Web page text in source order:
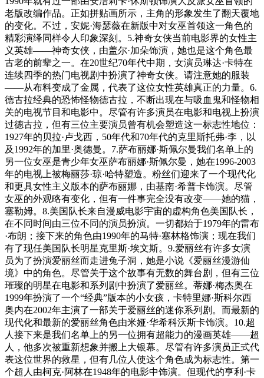
老版改编作品。正如拼贴画所示，主角的形象发生了翻天覆地
的变化。不过，安妮·海瑟薇在新版中对女巫首领这一角色的
精彩演绎同样令人印象深刻。5.神奇女侠当前电影界的女性主
义英雄——神奇女侠，由盖尔·加朵饰演，她也是这个角色最
古老的前辈之一。在20世纪70年代中期，女演员琳达·卡特在
连续四季的热门电视剧中扮演了神奇女侠。请注意她的服装
——从布料变成了金属，代表了这位女性英雄真正的力量。6.
德古拉经典的恐怖怪物德古拉，不断出现在与吸血鬼和怪物相
关的电视节目和电影中。尽管有许多演员在电影和电视上扮演
过德古拉，但有三位主要演员曾有机会塑造这一标志性地位：
1927年的贝拉·卢戈西，50年代和70年代的克里斯托弗·李，以
及1992年的加里·奥德曼。7.萨布丽娜·斯佩尔曼我们名单上的
另一位女巫是青少年女巫萨布丽娜·斯佩尔曼，她在1996-2003
年的电视上被梅丽莎·琼·哈特塑造。粉丝们迎来了一个现代化
和更具女性主义版本的萨布丽娜，由基南·希普卡饰演。尽管
女巫的外观略有变化，但有一件事完全没有改变——她的猫，
塞勒姆。8.美国队长来自漫威电影宇宙的虚构角色美国队长，
在不同时间由三位不同的演员扮演。一切都始于1979年的雷布
·布朗；接下来的角色由1990年的马特·塞林格饰演；现在我们
有了现任美国队长明星克里斯·埃文斯。9.爱丽丝有许多女演
员为了扮演爱丽丝而走进兔子洞，她是小说《爱丽丝漫游仙
境》中的角色。尽管关于这个故事有无数的舞台剧，但有三位
璀璨的明星在电影和系列剧中扮演了爱丽丝。蒂娜·梅杰奥在
1999年扮演了一个“经典”版本的小女孩，卡特里娜·斯科尔西
奥内在2002年主演了一部关于爱丽丝的迷你系列剧。而最新的
现代化和最新的爱丽丝角色由米娅·华希科沃斯卡饰演。10.超
人接下来是我们名单上的另一位拥有超能力的漫画英雄——超
人，他多次被重新想象并搬上大银幕。尽管有许多演员正式代
表这位世界的救星，但有几位人使这个角色成为标志性。第一
个超人由柯克·阿林在1948年的电影中饰演。但现代的亨利·卡